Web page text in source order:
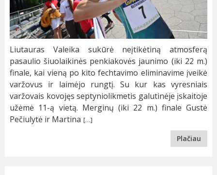
Liutauras Valeika sukūrė neįtikėtiną atmosferą
pasaulio šiuolaikinės penkiakovės jaunimo (iki 22 m.)
finale, kai vieną po kito fechtavimo eliminavime įveikė
varžovus ir laimėjo rungtį. Su kur kas vyresniais
varžovais kovojęs septyniolikmetis galutinėje įskaitoje
užėmė 11-ą vietą. Merginų (iki 22 m.) finale Gustė
Pečiulytė ir Martina […]
Plačiau